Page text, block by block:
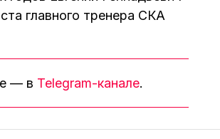
главного тренера СКА
— в Telegram-канале.